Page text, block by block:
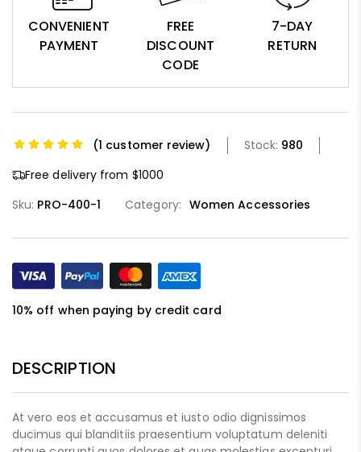
CONVENIENT
PAYMENT
FREE
DISCOUNT
CODE
7-DAY
RETURN
(1 customer review) Stock: 980
Free delivery from $1000
Sku: PRO-400-1 Category: Women Accessories
10% off when paying by credit card
DESCRIPTION
At vero eos et accusamus et iusto odio dignissimos
ducimus qui blanditiis praesentium voluptatum deleniti